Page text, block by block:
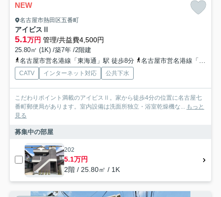
NEW
名古屋市熱田区五番町
アイビスⅡ
5.1万円 管理/共益費4,500円
25.80㎡ (1K) /築7年 /2階建
名古屋市営名港線「東海通」駅 徒歩8分
名古屋市営名港線「港区役所」駅 徒歩18分
CATV インターネット対応 公共下水
こだわりポイント満載のアイビスⅡ。家から徒歩4分の位置に名古屋七
番町郵便局があります。室内設備は洗面所独立・浴室乾燥機な...
もっと
見る
募集中の部屋
202
5.1万円
2階 / 25.80㎡ / 1K